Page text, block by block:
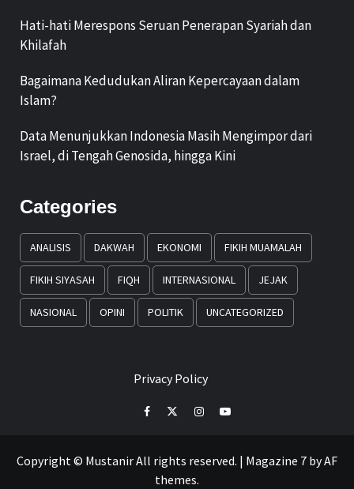
Hati-hati Merespons Seruan Penerapan Syariah dan
Khilafah
Bagaimana Kedudukan Aliran Kepercayaan dalam
Islam?
Data Menunjukkan Indonesia Masih Mengimpor dari
Israel, di Tengah Genosida, hingga Kini
Categories
ANALISIS DAKWAH EKONOMI FIKIH MUAMALAH
FIKIH SIYASAH FIQH INTERNASIONAL JEJAK
NASIONAL OPINI POLITIK UNCATEGORIZED
Privacy Policy
FacebookTwitterInstagramYoutube
Copyright © Mustanir All rights reserved. | Magazine 7 by AF
themes.